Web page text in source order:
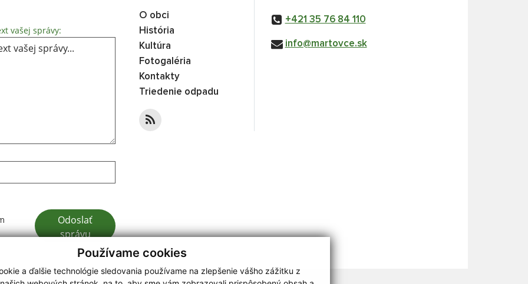
Používame cookies
a ďalšie technológie sledovania používame na zlepšenie vášho zážitku z
vašej správy: Text vašej správy...
Google reCaptcha Response
Odoslať
správu
O obci
História
Kultúra
Fotogaléria
Kontakty
Triedenie odpadu
+421 35 76 84 110
info@martovce.sk